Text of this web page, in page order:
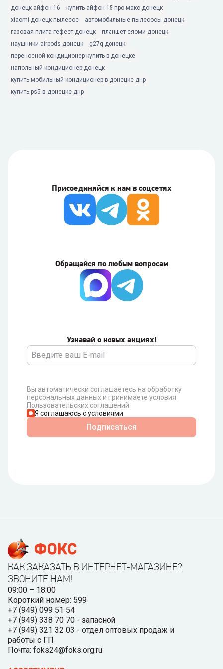
донецк айфон 16
купить айфон 15 про макс донецк
xiaomi донецк пылесос
автомобильные пылесосы донецк
газовая плита гефест донецк
планшет сяоми донецк
наушники airpods донецк
g27q донецк
переносной кондиционер купить в донецке
напольный кондиционер донецк
купить мобильный кондиционер в донецке днр
купить ps5 в донецке днр
Присоединяйся к нам в соцсетях
Узнавай о новых акциях!
Вы автоматически соглашаетесь на обработку
персональных данных и принимаете условия
Пользовательских соглашений
Я соглашаюсь с условиями
Подписаться
Обращайся по любым вопросам
КАК ЗАКАЗАТЬ В ИНТЕРНЕТ-МАГАЗИНЕ?
ЗВОНИТЕ НАМ!
09:00 – 18:00
Короткий номер: 599
+7 (949) 099 51 54
+7 (949) 338 70 70 - запасной
+7 (949) 321 32 03 - отдел оптовых продаж и
работы с ГП
Почта: foks24@foks.org.ru